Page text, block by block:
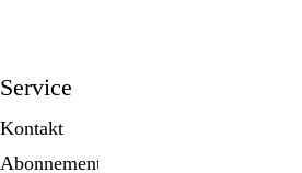
Service
Kontakt
Abonnement